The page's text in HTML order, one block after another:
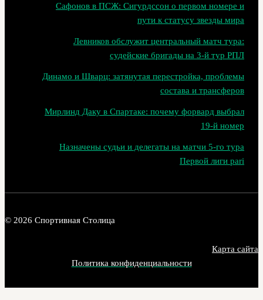
Сафонов в ПСЖ: Сигурдссон о первом номере и
пути к статусу звезды мира
Левников обслужит центральный матч тура:
судейские бригады на 3‑й тур РПЛ
Динамо и Шварц: затянутая перестройка, проблемы
состава и трансферов
Мирлинд Даку в Спартаке: почему форвард выбрал
19‑й номер
Назначены судьи и делегаты на матчи 5-го тура
Первой лиги pari
© 2026 Спортивная Столица
Карта сайта
Политика конфиденциальности